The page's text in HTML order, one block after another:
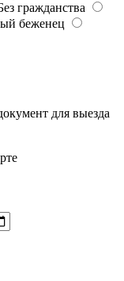
гражданства
беженец
для выезда